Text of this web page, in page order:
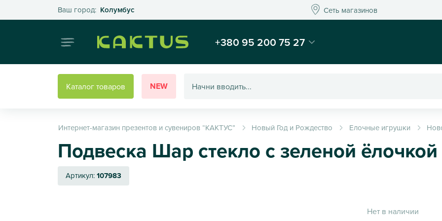
Ваш город: КолумбусВыберите свой город Сеть магазиновСеть магазинов
Интернет-магазин подарков и декора - Kaktus
+380 95 200 75 27
Каталог товаров NEW
Интернет-магазин презентов и сувениров “КАКТУС” Новый Год и Рождество Елочные игрушки
Подвеска Шар стекло с зеленой
Артикул:107983
Нет в наличии